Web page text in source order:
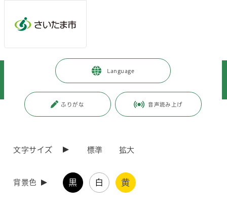
Language
ふりがな 音声読み上げ
文字サイズ 標準 拡大
背景色 黒 白 黄
人生のできごと > 高齢・介護
いきいきとした毎日を送るために
更新日付：2026年6月2日 / ページ番号：C016445
程）及び大学院（教養課程・専修課程）のカリキュラムからなる「さい
たま市シニアユニバーシティ」事業を行っています。
シニアユニバーシティでは1年間の講義を通じて、心身の健康増進、地